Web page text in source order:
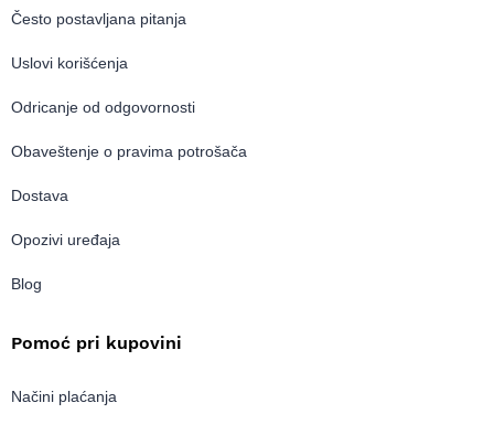
Često postavljana pitanja
Uslovi korišćenja
Odricanje od odgovornosti
Obaveštenje o pravima potrošača
Dostava
Opozivi uređaja
Blog
Pomoć pri kupovini
Načini plaćanja